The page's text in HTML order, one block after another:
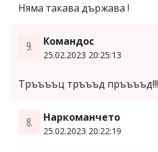
Няма такава държава !
9. Командос
25.02.2023 20:25:13
Тръъъъц тръъъд пръъъъд!!!
8. Наркоманчето
25.02.2023 20:22:19